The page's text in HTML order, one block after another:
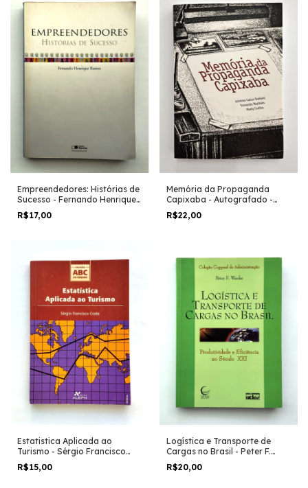
Empreendedores: Histórias de
Sucesso - Fernando Henrique
Ramos
R$17,00
Memória da Propaganda
Capixaba - Autografado -
Antônio Carlos Barbieri e
Outros
R$22,00
Estatistica Aplicada ao
Turismo - Sérgio Francisco
Costa
R$15,00
Logística e Transporte de
Cargas no Brasil - Peter F.
Wanke
R$20,00